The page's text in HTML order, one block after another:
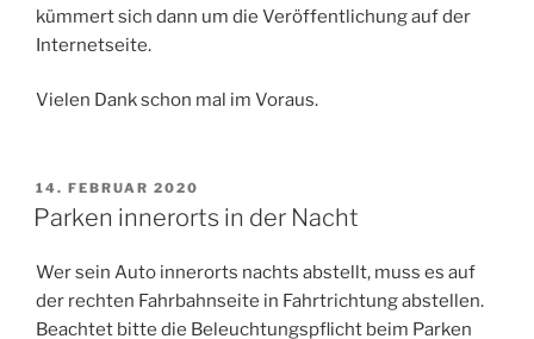
kümmert sich dann um die Veröffentlichung auf der
Internetseite.
Vielen Dank schon mal im Voraus.
VERÖFFENTLICHT
AM
14. FEBRUAR 2020
Parken innerorts in der Nacht
Wer sein Auto innerorts nachts abstellt, muss es auf
der rechten Fahrbahnseite in Fahrtrichtung abstellen.
Beachtet bitte die Beleuchtungspflicht beim Parken